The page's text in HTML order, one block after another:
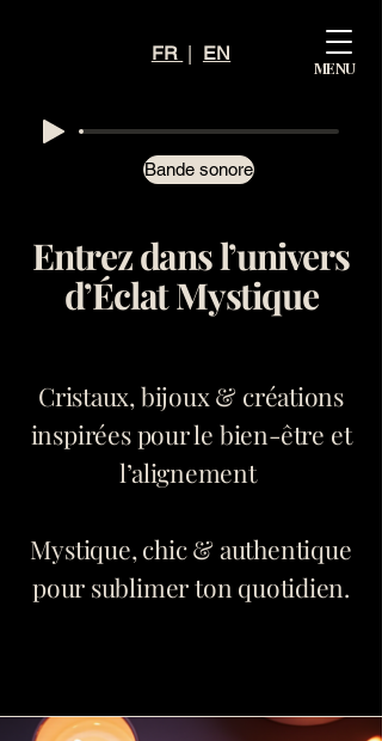
Mystiq
ue
Éclat
FR | EN
MENU
Bande sonore
Entrez dans l’univers
d’Éclat Mystique
Cristaux, bijoux & créations
inspirées pour le bien-être et
l’alignement
Mystique, chic & authentique
pour sublimer ton quotidien.